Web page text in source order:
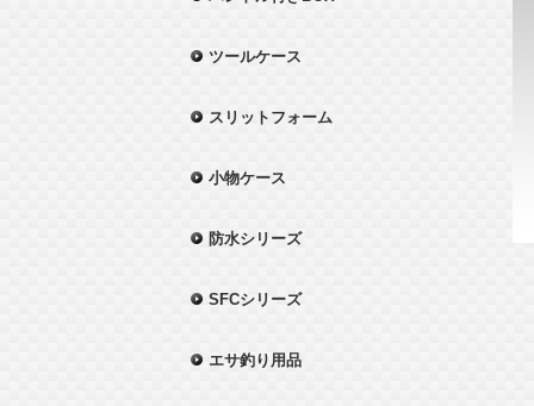
ツールケース
スリットフォーム
小物ケース
防水シリーズ
SFCシリーズ
エサ釣り用品